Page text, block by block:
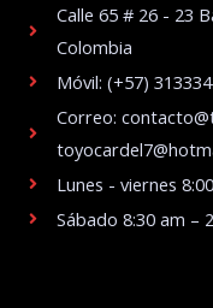
Calle 65 # 26 - 23
Colombia
Móvil: (+57)
Correo:
Lunes - viernes
Sábado 8:30 am –